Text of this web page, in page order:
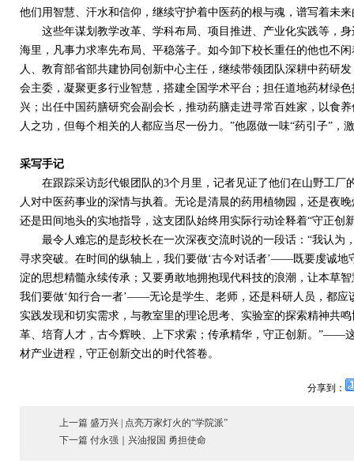
他们用智慧、汗水和信仰，继续守护着中医药的根与魂，谱写着未
这些年谋划教学改革、学科布局、项目推进、产业化实践等，身
海里，凡事力求率先布局、平稳落子。如今卸下校长重任的他也不
人、教育部省部共建协同创新中心主任，继续带领团队深耕中药研
会主委，凝聚更多行业智慧，搭建全国学术平台；担任道地药材绿
兴；出任中国药膳研究会副会长，推动药膳走进寻常百姓家，以食
人之功，但每个相关的人都应当尽一份力。”他愿做一味“药引子”，
采写手记
在跟踪采访彭代银团队的3个月里，记者见证了他们在山野工厂
人对中医药事业的深情与执着。无论是清晨的药用植物园，还是夜
还是田间地头的实地指导，这支团队始终用实际行动诠释着“守正创
最令人难忘的是彭校长在一次深夜交流时说的一段话：“我认为
寻求突破。在时间的纵轴上，我们要做‘古今对话者’——既要虔诚地
淀的思想精髓永续传承；又要勇敢地拥抱现代科技的浪潮，让本草
我们要做‘知行合一者’——无论是学生、老师，还是科研人员，都应
实践发现和切实需求，与教室里的理论思考、实验室的探索精神共
革、培育人才，古今辉映、上下求索；传承精华，守正创新。”——
材产业进程，守正创新交出的时代答卷。
分享到：
上一篇 盛万兴 | 点亮万家灯火的“学院派”
下一篇 付永强｜兴油报国 勇担使命